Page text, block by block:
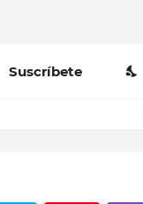
Suscríbete